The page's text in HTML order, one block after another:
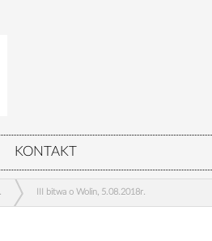
KONTAKT
III bitwa o Wolin, 5.08.2018r.